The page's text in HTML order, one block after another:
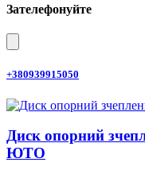
Зателефонуйте
+380939915050
Диск опорний
ЮТО